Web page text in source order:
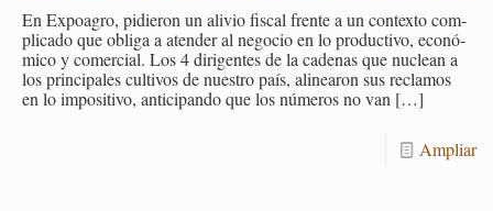
En Ex­poa­gro, pi­die­ron un ali­vio fis­cal fren­te a un con­tex­to com­
pli­ca­do que obli­ga a aten­der al ne­go­cio en lo pro­duc­ti­vo, eco­nó­
mi­co y co­mer­cial. Los 4 di­ri­gen­tes de la ca­de­nas que nu­clean a
los prin­ci­pa­les cul­ti­vos de nues­tro país, ali­nea­ron sus re­cla­mos
en lo im­po­si­ti­vo, an­ti­ci­pan­do que los nú­me­ros no van […]
Am­pliar